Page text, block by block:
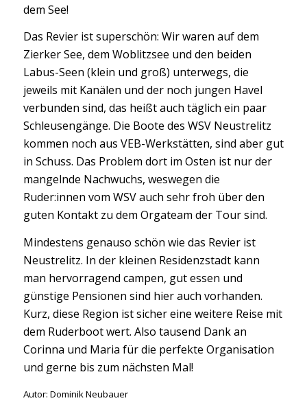
dem See!
Das Revier ist superschön: Wir waren auf dem
Zierker See, dem Woblitzsee und den beiden
Labus-Seen (klein und groß) unterwegs, die
jeweils mit Kanälen und der noch jungen Havel
verbunden sind, das heißt auch täglich ein paar
Schleusengänge. Die Boote des WSV Neustrelitz
kommen noch aus VEB-Werkstätten, sind aber gut
in Schuss. Das Problem dort im Osten ist nur der
mangelnde Nachwuchs, weswegen die
Ruder:innen vom WSV auch sehr froh über den
guten Kontakt zu dem Orgateam der Tour sind.
Mindestens genauso schön wie das Revier ist
Neustrelitz. In der kleinen Residenzstadt kann
man hervorragend campen, gut essen und
günstige Pensionen sind hier auch vorhanden.
Kurz, diese Region ist sicher eine weitere Reise mit
dem Ruderboot wert. Also tausend Dank an
Corinna und Maria für die perfekte Organisation
und gerne bis zum nächsten Mal!
Autor: Dominik Neubauer